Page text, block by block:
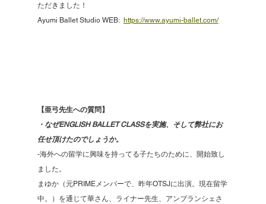
ただきました！
Ayumi Ballet Studio WEB: https://www.ayumi-ballet.com/
【亜弓先生への質問】
・なぜENGLISH BALLET CLASSを実施、そして弊社にお
任せ頂けたのでしょうか。
-海外への留学に興味を持ってる子たちのために、開始致し
ました。
まゆか（元PRIMEメンバーで、昨年OTSJに出演。現在留学
中。）を通じて華さん、ライナー先生、アンブランシェさ